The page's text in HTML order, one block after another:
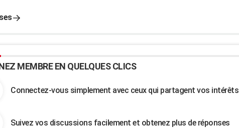
MEMBRE EN QUELQUES CLICS
Connectez-vous simplement avec ceux qui partagent vos intérêts
Suivez vos discussions facilement et obtenez plus de réponses